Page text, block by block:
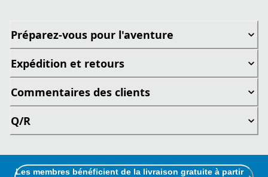
Préparez-vous pour l'aventure
Expédition et retours
Commentaires des clients
Q/R
Les membres bénéficient de la livraison gratuite à partir